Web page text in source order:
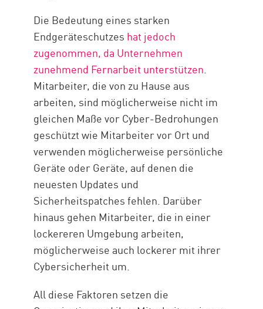
Die Bedeutung eines starken
Endgeräteschutzes hat jedoch
zugenommen, da Unternehmen
zunehmend Fernarbeit unterstützen.
Mitarbeiter, die von zu Hause aus
arbeiten, sind möglicherweise nicht im
gleichen Maße vor Cyber-Bedrohungen
geschützt wie Mitarbeiter vor Ort und
verwenden möglicherweise persönliche
Geräte oder Geräte, auf denen die
neuesten Updates und
Sicherheitspatches fehlen. Darüber
hinaus gehen Mitarbeiter, die in einer
lockereren Umgebung arbeiten,
möglicherweise auch lockerer mit ihrer
Cybersicherheit um.
All diese Faktoren setzen die